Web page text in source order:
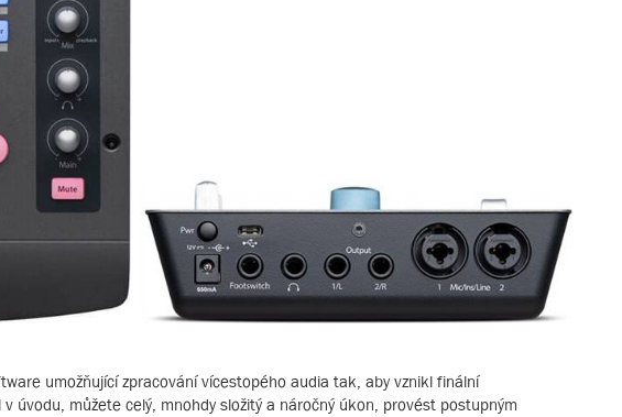
umožňující zpracování vícestopého audia tak, aby vznikl finální
úvodu, můžete celý, mnohdy složitý a náročný úkon, provést postupným